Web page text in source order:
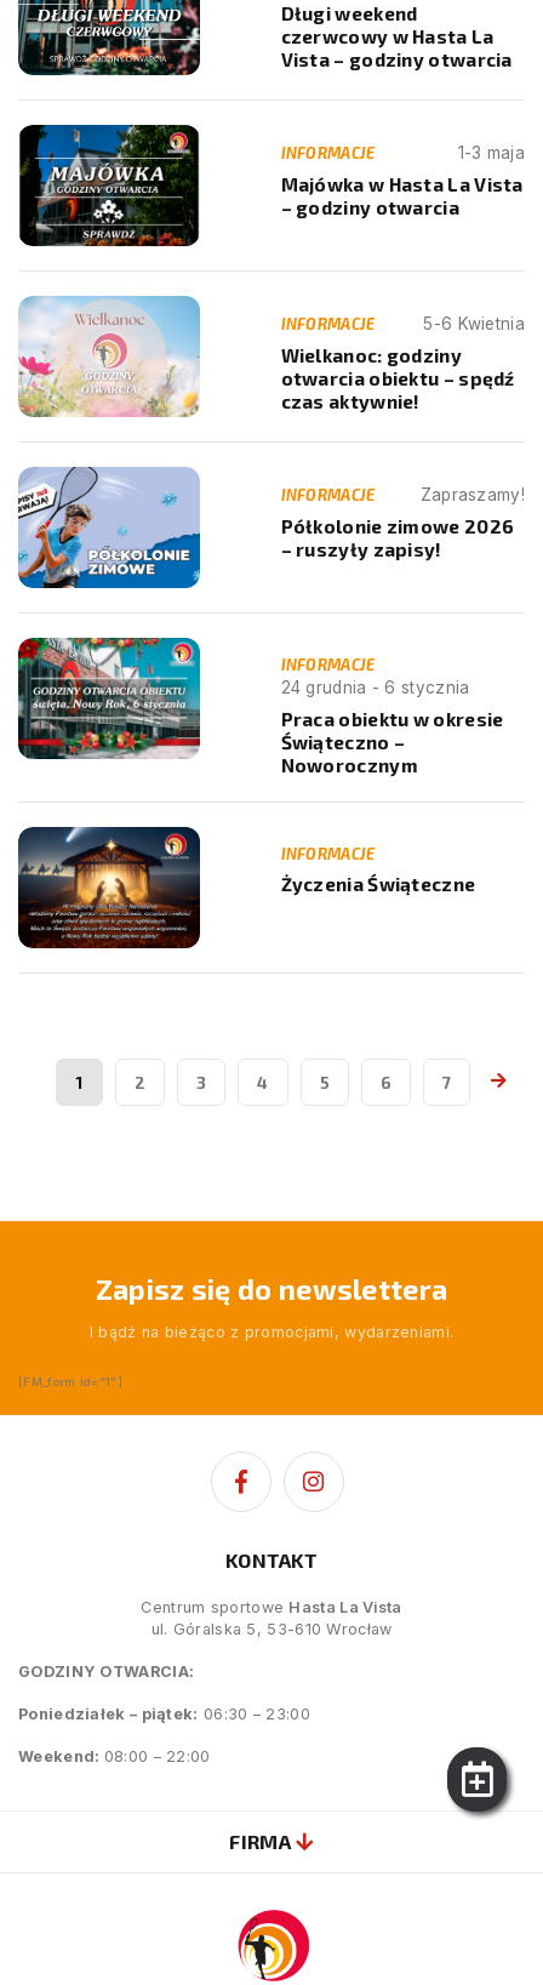
Długi weekend
czerwcowy w Hasta La
Vista – godziny otwarcia
INFORMACJE 1-3 maja
Majówka w Hasta La Vista
– godziny otwarcia
INFORMACJE 5-6 Kwietnia
Wielkanoc: godziny
otwarcia obiektu – spędź
czas aktywnie!
INFORMACJE Zapraszamy!
Półkolonie zimowe 2026
– ruszyły zapisy!
INFORMACJE
24 grudnia - 6 stycznia
Praca obiektu w okresie
Świąteczno –
Noworocznym
INFORMACJE
Życzenia Świąteczne
1 2 3 4 5 6 7
Zapisz się do newslettera
I bądź na bieżąco z promocjami, wydarzeniami.
[FM_form id="1"]
KONTAKT
Centrum sportowe Hasta La Vista
ul. Góralska 5, 53-610 Wrocław
GODZINY OTWARCIA:
Poniedziałek – piątek: 06:30 – 23:00
Weekend: 08:00 – 22:00
FIRMA